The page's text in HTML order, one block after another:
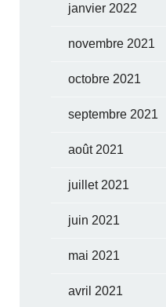
janvier 2022
novembre 2021
octobre 2021
septembre 2021
août 2021
juillet 2021
juin 2021
mai 2021
avril 2021